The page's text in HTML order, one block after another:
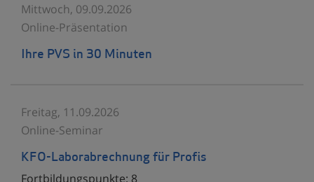
Mittwoch, 09.09.2026
Online-Präsentation
Ihre PVS in 30 Minuten
Freitag, 11.09.2026
Online-Seminar
KFO-Laborabrechnung für Profis
Fortbildungspunkte: 8